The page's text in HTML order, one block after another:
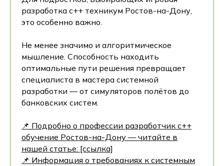
разработка c++ техникум Ростов-на-Дону,
это особенно важно.
Не менее значимо и алгоритмическое
мышление. Способность находить
оптимальные пути решения превращает
специалиста в мастера системной
разработки — от симуляторов полётов до
банковских систем.
📌 Подробно о профессии разработчик c++
обучение Ростов-на-Дону — читайте в
нашей статье: [ссылка]
📌 Информация о требованиях к системным